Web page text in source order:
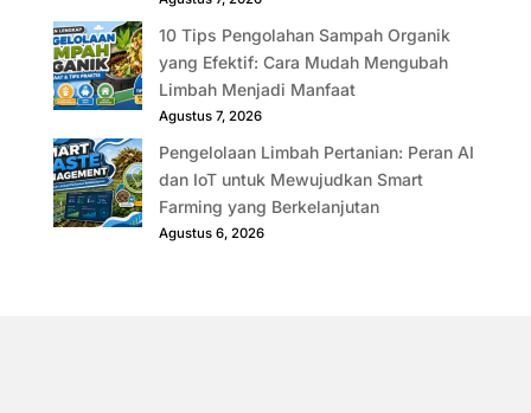
10 Tips Pengolahan Sampah Organik
yang Efektif: Cara Mudah Mengubah
Limbah Menjadi Manfaat
Agustus 7, 2026
Pengelolaan Limbah Pertanian: Peran AI
dan IoT untuk Mewujudkan Smart
Farming yang Berkelanjutan
Agustus 6, 2026